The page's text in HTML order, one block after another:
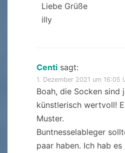
Liebe Grüße
illy
Centi sagt:
1. Dezember 2021 um 16:05
Boah, die Socken sind
künstlerisch wertvoll!
Muster.
Buntnesselableger
paar haben. Ich hab